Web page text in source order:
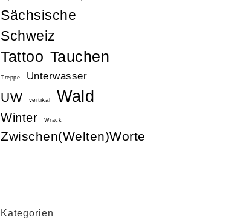
Sächsische
Schweiz
Tattoo Tauchen
Treppe Unterwasser
UW vertikal Wald
Winter Wrack
Zwischen(Welten)Worte
Kategorien